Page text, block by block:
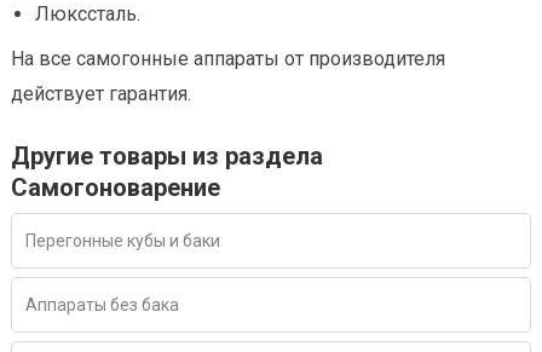
Люкссталь.
На все самогонные аппараты от производителя
действует гарантия.
Другие товары из раздела
Самогоноварение
Перегонные кубы и баки
Аппараты без бака